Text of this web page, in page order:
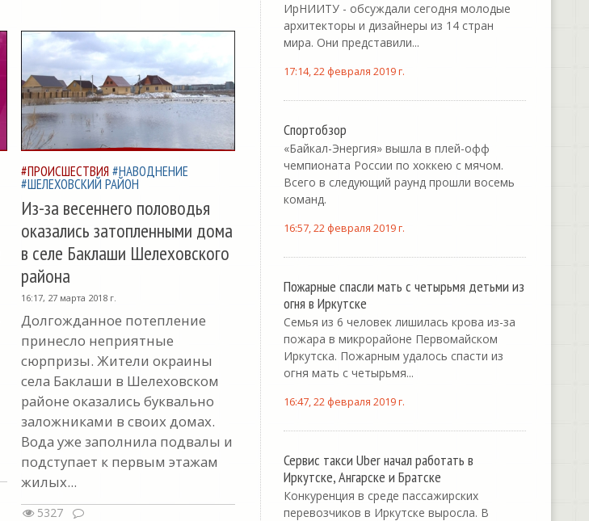
#ПРОИСШЕСТВИЯ #НАВОДНЕНИЕ
#ШЕЛЕХОВСКИЙ РАЙОН
Из-за весеннего половодья
оказались затопленными дома
в селе Баклаши Шелеховского
района
16:17, 27 марта 2018 г.
Долгожданное потепление
принесло неприятные
сюрпризы. Жители окраины
села Баклаши в Шелеховском
районе оказались буквально
заложниками в своих домах.
Вода уже заполнила подвалы и
подступает к первым этажам
жилых...
5327
ИрНИИТУ - обсуждали сегодня молодые
архитекторы и дизайнеры из 14 стран
мира. Они представили...
17:14, 22 февраля 2019 г.
Спортобзор
«Байкал-Энергия» вышла в плей-офф
чемпионата России по хоккею с мячом.
Всего в следующий раунд прошли восемь
команд.
16:57, 22 февраля 2019 г.
Пожарные спасли мать с четырьмя детьми из
огня в Иркутске
Семья из 6 человек лишилась крова из-за
пожара в микрорайоне Первомайском
Иркутска. Пожарным удалось спасти из
огня мать с четырьмя...
16:47, 22 февраля 2019 г.
Сервис такси Uber начал работать в
Иркутске, Ангарске и Братске
Конкуренция в среде пассажирских
перевозчиков в Иркутске выросла. В